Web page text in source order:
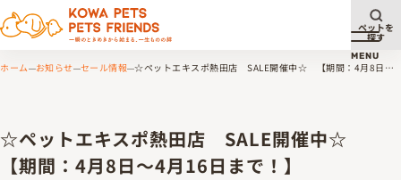
メニ
MENU
ペットを
探す
ホーム お知らせ セール情報 ☆ペットエキスポ熱田店 SALE開催中☆ 【期間：4月8日～4
☆ペットエキスポ熱田店 SALE開催中☆
【期間：4月8日～4月16日まで！】